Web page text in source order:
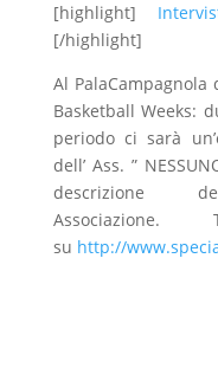
[highlight]
[/highlight]
Al PalaCampagnola
Basketball Weeks:
periodo ci sarà
dell’ Ass. ”
descrizione
su http://